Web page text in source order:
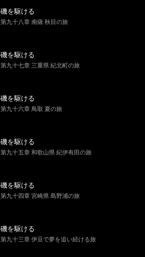
磯を駆ける
第九十八章 南薩 秋目の旅
磯を駆ける
第九十七章 三重県 紀北町の旅
磯を駆ける
第九十六章 鳥取 夏の旅
磯を駆ける
第九十五章 和歌山県 紀伊有田の旅
磯を駆ける
第九十四章 宮崎県 島野浦の旅
磯を駆ける
第九十三章 伊豆で夢を追い続ける旅